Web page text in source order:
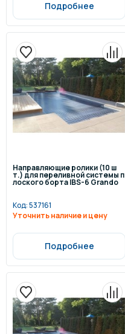
Подробнее
Направляющие ролики (10 ш
т.) для переливной системы п
лоского борта IBS-6 Grando
Код:537161
Уточнить наличие и цену
Подробнее